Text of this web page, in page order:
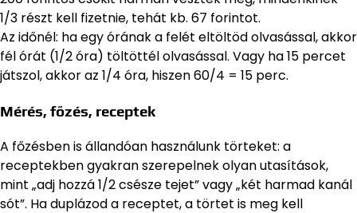
1/3 részt kell fizetnie, tehát kb. 67 forintot.
Az időnél: ha egy órának a felét eltöltöd olvasással, akkor
fél órát (1/2 óra) töltöttél olvasással. Vagy ha 15 percet
játszol, akkor az 1/4 óra, hiszen 60/4 = 15 perc.
Mérés, főzés, receptek
A főzésben is állandóan használunk törteket: a
receptekben gyakran szerepelnek olyan utasítások,
mint „adj hozzá 1/2 csésze tejet” vagy „két harmad kanál
sót”. Ha duplázod a receptet, a törtet is meg kell